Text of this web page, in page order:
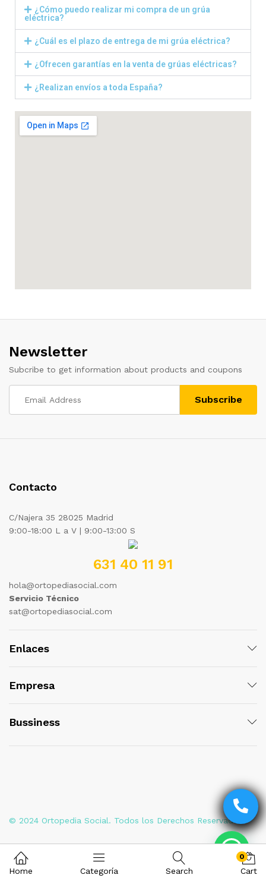
¿Cómo puedo realizar mi compra de un grúa
eléctrica?
¿Cuál es el plazo de entrega de mi grúa eléctrica?
¿Ofrecen garantías en la venta de grúas eléctricas?
¿Realizan envíos a toda España?
Newsletter
Subcribe to get information about products and coupons
Contacto
C/Najera 35 28025 Madrid
9:00-18:00 L a V | 9:00-13:00 S
631 40 11 91
hola@ortopediasocial.com
Servicio Técnico
sat@ortopediasocial.com
Enlaces
Empresa
Bussiness
© 2024 Ortopedia Social. Todos los Derechos Reservados
Home Categoría Search
0
Cart